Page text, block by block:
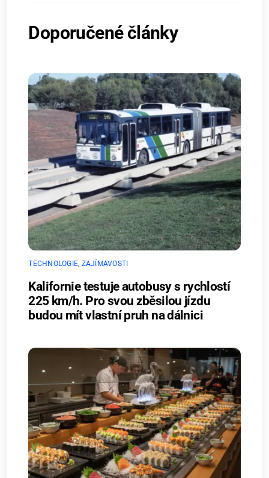
Doporučené články
TECHNOLOGIE, ZAJÍMAVOSTI
Kalifornie testuje autobusy s rychlostí
225 km/h. Pro svou zběsilou jízdu
budou mít vlastní pruh na dálnici